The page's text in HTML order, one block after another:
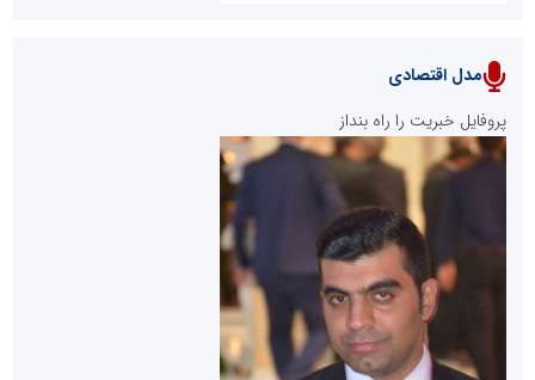
پایگاه خبری نهضت ملی مسکن
سازمان بورس و اوراق بهادار
مرجع اخبار موثق در بازارسرمایه
مدل اقتصادی
پروفایل خبریت را راه بنداز